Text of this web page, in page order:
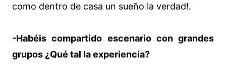
como dentro de casa un sueño la verdad!.
-Habéis compartido escenario con grandes
grupos ¿Qué tal la experiencia?